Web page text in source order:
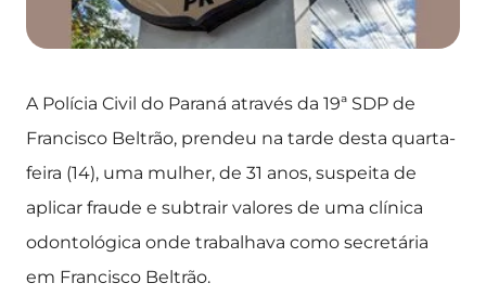
A Polícia Civil do Paraná através da 19ª SDP de
Francisco Beltrão, prendeu na tarde desta quarta-
feira (14), uma mulher, de 31 anos, suspeita de
aplicar fraude e subtrair valores de uma clínica
odontológica onde trabalhava como secretária
em Francisco Beltrão.